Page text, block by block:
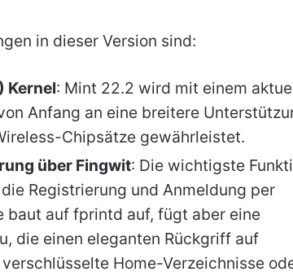
in dieser Version sind:
Kernel: Mint 22.2 wird mit einem
Anfang an eine breitere
Chipsätze gewährleistet.
über Fingwit: Die wichtigste
Registrierung und Anmeldung per
baut auf fprintd auf, fügt aber eine
die einen eleganten Rückgriff auf
Home-Verzeichnisse